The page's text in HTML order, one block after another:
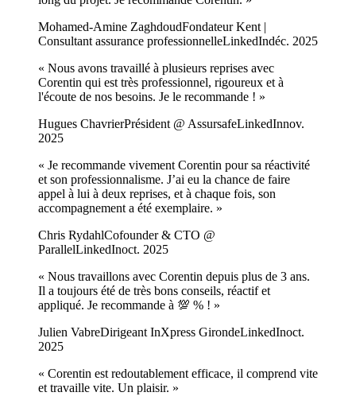
Mohamed-Amine ZaghdoudFondateur Kent |
Consultant assurance professionnelleLinkedIndéc. 2025
« Nous avons travaillé à plusieurs reprises avec
Corentin qui est très professionnel, rigoureux et à
l'écoute de nos besoins. Je le recommande ! »
Hugues ChavrierPrésident @ AssursafeLinkedInnov.
2025
« Je recommande vivement Corentin pour sa réactivité
et son professionnalisme. J’ai eu la chance de faire
appel à lui à deux reprises, et à chaque fois, son
accompagnement a été exemplaire. »
Chris RydahlCofounder & CTO @
ParallelLinkedInoct. 2025
« Nous travaillons avec Corentin depuis plus de 3 ans.
Il a toujours été de très bons conseils, réactif et
appliqué. Je recommande à 💯 % ! »
Julien VabreDirigeant InXpress GirondeLinkedInoct.
2025
« Corentin est redoutablement efficace, il comprend vite
et travaille vite. Un plaisir. »